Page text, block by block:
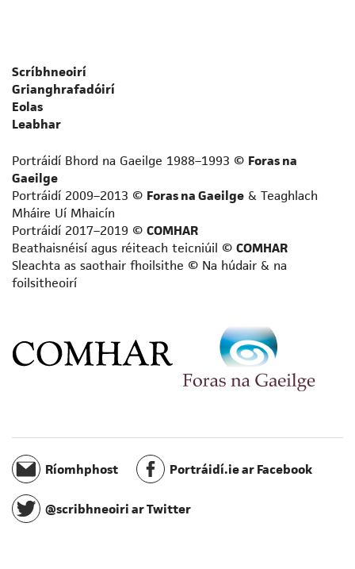
Scríbhneoirí
Grianghrafadóirí
Eolas
Leabhar
Portráidí Bhord na Gaeilge 1988–1993 © Foras na
Gaeilge
Portráidí 2009–2013 © Foras na Gaeilge & Teaghlach
Mháire Uí Mhaicín
Portráidí 2017–2019 © COMHAR
Beathaisnéisí agus réiteach teicniúil © COMHAR
Sleachta as saothair fhoilsithe © Na húdair & na
foilsitheoirí
Ríomhphost Portráidí.ie ar Facebook
@scribhneoiri ar Twitter